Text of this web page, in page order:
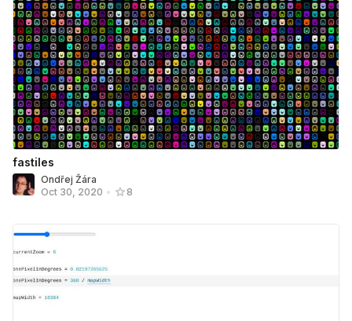
fastiles
Ondřej Žára
Oct 30, 2020 • 8